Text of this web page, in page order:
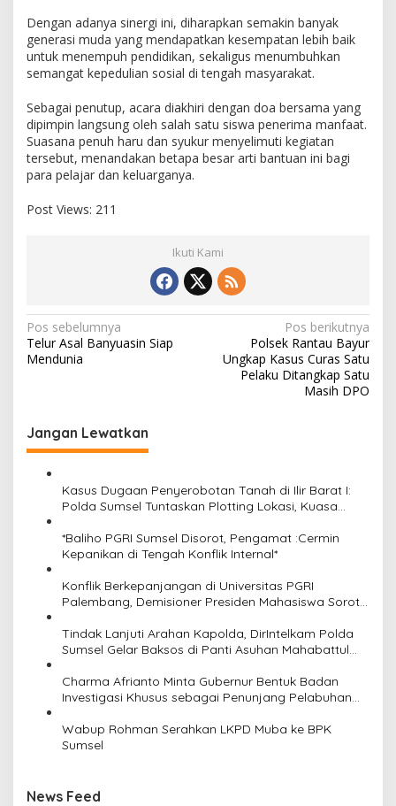
u
n
i
a
e
n
d
i
d
i
Dengan adanya sinergi ini, diharapkan semakin banyak
generasi muda yang mendapatkan kesempatan lebih baik
untuk menempuh pendidikan, sekaligus menumbuhkan
semangat kepedulian sosial di tengah masyarakat.
Sebagai penutup, acara diakhiri dengan doa bersama yang
dipimpin langsung oleh salah satu siswa penerima manfaat.
Suasana penuh haru dan syukur menyelimuti kegiatan
tersebut, menandakan betapa besar arti bantuan ini bagi
para pelajar dan keluarganya.
Post Views: 211
Ikuti Kami
N
a
v
a
s
Pos sebelumnya
Telur Asal Banyuasin Siap
Mendunia
Pos berikutnya
Polsek Rantau Bayur
Ungkap Kasus Curas Satu
Pelaku Ditangkap Satu
Masih DPO
Jangan Lewatkan
Kasus Dugaan Penyerobotan Tanah di Ilir Barat I:
Polda Sumsel Tuntaskan Plotting Lokasi, Kuasa
*Baliho PGRI Sumsel Disorot, Pengamat :Cermin
Kepanikan di Tengah Konflik Internal*
Konflik Berkepanjangan di Universitas PGRI
Palembang, Demisioner Presiden Mahasiswa Soroti
Tindak Lanjuti Arahan Kapolda, DirIntelkam Polda
Sumsel Gelar Baksos di Panti Asuhan Mahabattul
Charma Afrianto Minta Gubernur Bentuk Badan
Investigasi Khusus sebagai Penunjang Pelabuhan
Wabup Rohman Serahkan LKPD Muba ke BPK
Sumsel
News Feed